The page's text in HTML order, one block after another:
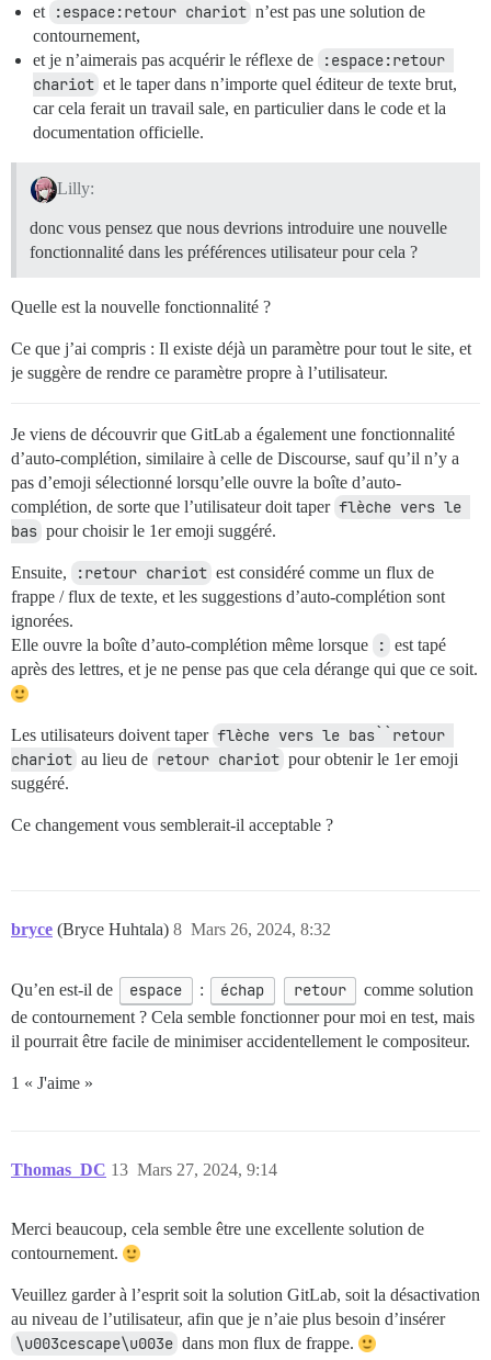
et :espace:retour chariot n’est pas une solution de
contournement,
et je n’aimerais pas acquérir le réflexe de
:espace:retour
chariot et le taper dans n’importe quel éditeur de texte brut,
car cela ferait un travail sale, en particulier dans le code et la
documentation officielle.
Lilly:
donc vous pensez que nous devrions introduire une nouvelle
fonctionnalité dans les préférences utilisateur pour cela ?
Quelle est la nouvelle fonctionnalité ?
Ce que j’ai compris : Il existe déjà un paramètre pour tout le site, et
je suggère de rendre ce paramètre propre à l’utilisateur.
Je viens de découvrir que GitLab a également une fonctionnalité
d’auto-complétion, similaire à celle de Discourse, sauf qu’il n’y a
pas d’emoji sélectionné lorsqu’elle ouvre la boîte d’auto-
complétion, de sorte que l’utilisateur doit taper flèche vers le
bas pour choisir le 1er emoji suggéré.
Ensuite, :retour chariot est considéré comme un flux de
frappe / flux de texte, et les suggestions d’auto-complétion sont
ignorées.
Elle ouvre la boîte d’auto-complétion même lorsque
: est tapé
après des lettres, et je ne pense pas que cela dérange qui que ce soit.
Les utilisateurs doivent taper flèche vers le bas``retour
chariot au lieu de retour chariot pour obtenir le 1er emoji
suggéré.
Ce changement vous semblerait-il acceptable ?
bryce (Bryce Huhtala) Mars 26, 2024, 8:32
8
Qu’en est-il de espace : échap retour
comme solution
de contournement ? Cela semble fonctionner pour moi en test, mais
il pourrait être facile de minimiser accidentellement le compositeur.
1 « J'aime »
Thomas_DC Mars 27, 2024, 9:14
13
Merci beaucoup, cela semble être une excellente solution de
contournement.
Veuillez garder à l’esprit soit la solution GitLab, soit la désactivation
au niveau de l’utilisateur, afin que je n’aie plus besoin d’insérer
\u003cescape\u003e dans mon flux de frappe.